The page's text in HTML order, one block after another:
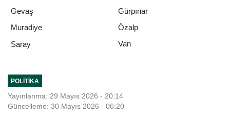
Gevaş
Gürpınar
Muradiye
Özalp
Saray
Van
POLITIKA
Yayınlanma: 29 Mayıs 2026 - 20:14
Güncelleme: 30 Mayıs 2026 - 06:20